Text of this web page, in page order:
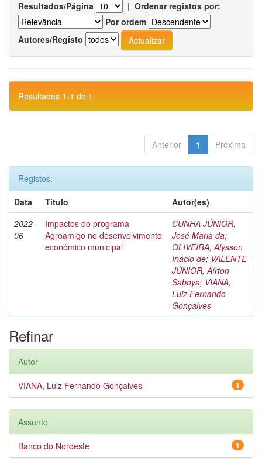
Resultados/Página | Ordenar registos por:
Por ordem
Autores/Registo
Resultados 1-1 de 1.
Anterior 1 Próxima
Registos:
Data
Título
Autor(es)
2022-
06
Impactos do programa
Agroamigo no desenvolvimento
econômico municipal
CUNHA JÚNIOR,
José Maria da;
OLIVEIRA, Alysson
Inácio de; VALENTE
JÚNIOR, Aírton
Saboya; VIANA,
Luiz Fernando
Gonçalves
Refinar
Autor
1
VIANA, Luiz Fernando Gonçalves
Assunto
1
Banco do Nordeste